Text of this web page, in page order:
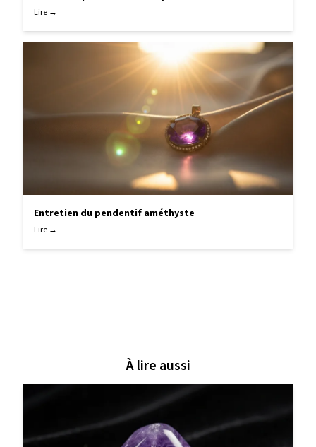
Lire →
Entretien du pendentif améthyste
Lire →
À lire aussi